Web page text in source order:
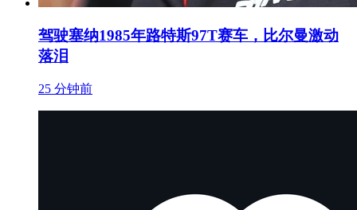
驾驶塞纳1985年路特斯97T赛车，比尔曼激动
落泪
25 分钟前